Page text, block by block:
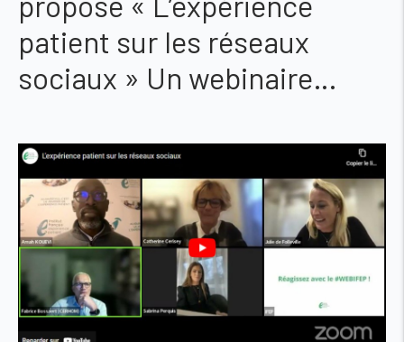
patient sur les réseaux
sociaux » Un webinaire…